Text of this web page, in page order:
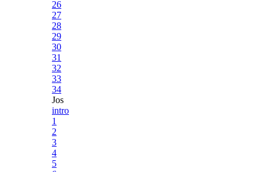
26
27
28
29
30
31
32
33
34
Jos
intro
1
2
3
4
5